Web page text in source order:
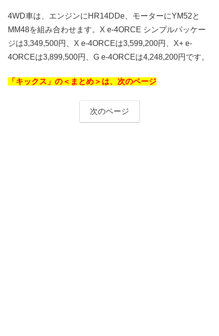
4WD車は、エンジンにHR14DDe、モーターにYM52と
MM48を組み合わせます。X e-4ORCE シンプルパッケー
ジは3,349,500円、X e-4ORCEは3,599,200円、X+ e-
4ORCEは3,899,500円、G e-4ORCEは4,248,200円です。
「キックス」の＜まとめ＞は、次のページ
次のページ